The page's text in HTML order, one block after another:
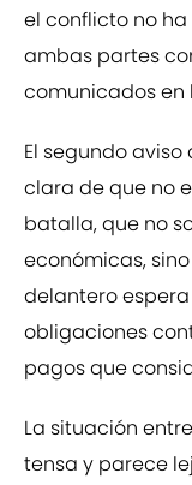
el conflicto no
ambas partes
comunicados en
El segundo
clara de que no
batalla, que no
económicas,
delantero espera
obligaciones
pagos que
La situación
tensa y parece